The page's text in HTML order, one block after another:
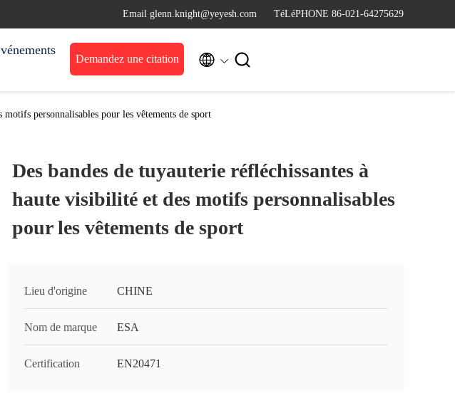
Email glenn.knight@yeyesh.com TéLéPHONE 86-021-64275629
Demandez une citation  
personnalisables pour les vêtements de sport
Des bandes de tuyauterie réfléchissantes à
haute visibilité et des motifs personnalisables
pour les vêtements de sport
Lieu d'origine CHINE
Nom de marque ESA
Certification EN20471